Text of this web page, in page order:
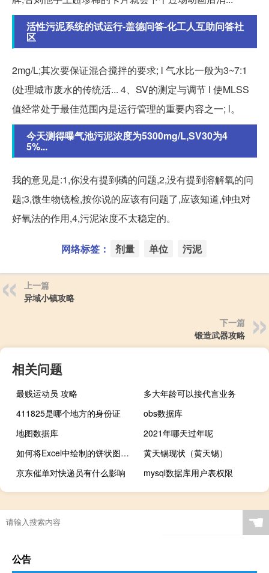
活性污泥系统的试运行-盖德问答-化工人互助问答社
区
2mg/L;其次要保证混合搅拌的要求; l 气水比一般为3~7:1
(处理城市废水的传统活... 4、SV的测定与调节 l 使MLSS
值经常处于最佳范围内是运行管理的重要内容之一; l。
今天测得曝气池污泥浓度为5300mg/L,SV30为4
5%...
我的意见是:1,你没有提到磷的问题,2,没有提到溶解氧的问
题;3,微生物镜检,按你说的应该有问题了,应该知道,钟虫对
好氧法的作用,4,污泥浓度不太稳定的。
网络标签： 剂量 单位 污泥
上一篇
异域小镇攻略
下一篇
锻造武器攻略
相关问题
最贱运动员 攻略
多大年龄可以接代言业务
411825是哪个地方的身份证
obs数据库
地图数据库
2021年哪天过年呢
如何将Excel中绘制的饼状图细分成块？
黄天锡现状（黄天锡）
京东催单对快递员有什么影响
mysql数据库用户表权限
☚
公告